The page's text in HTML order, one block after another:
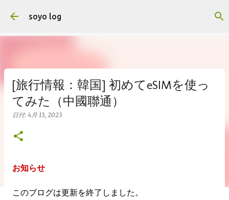
スキップしてメイン コンテンツに移動
soyo log
[旅行情報：韓国] 初めてeSIMを使っ
てみた（中國聯通）
日付: 4月 13, 2023
お知らせ
このブログは更新を終了しました。